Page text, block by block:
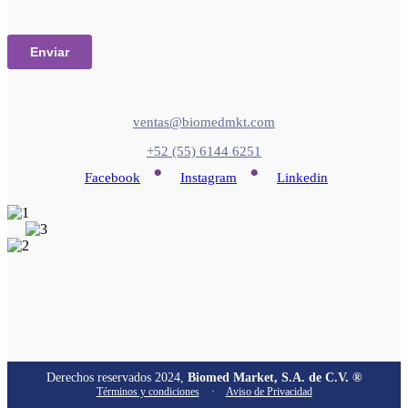
ventas@biomedmkt.com
+52 (55) 6144 6251
Facebook
• Instagram • Linkedin
Derechos reservados 2024, Biomed Market, S.A. de C.V. ®
Términos y condiciones · Aviso de Privacidad